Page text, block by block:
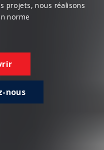
projets, nous réalisons
norme
nous